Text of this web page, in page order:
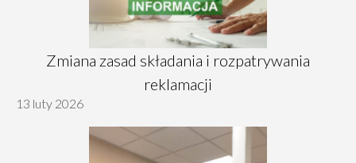
Zmiana zasad składania i rozpatrywania
reklamacji
13 luty 2026